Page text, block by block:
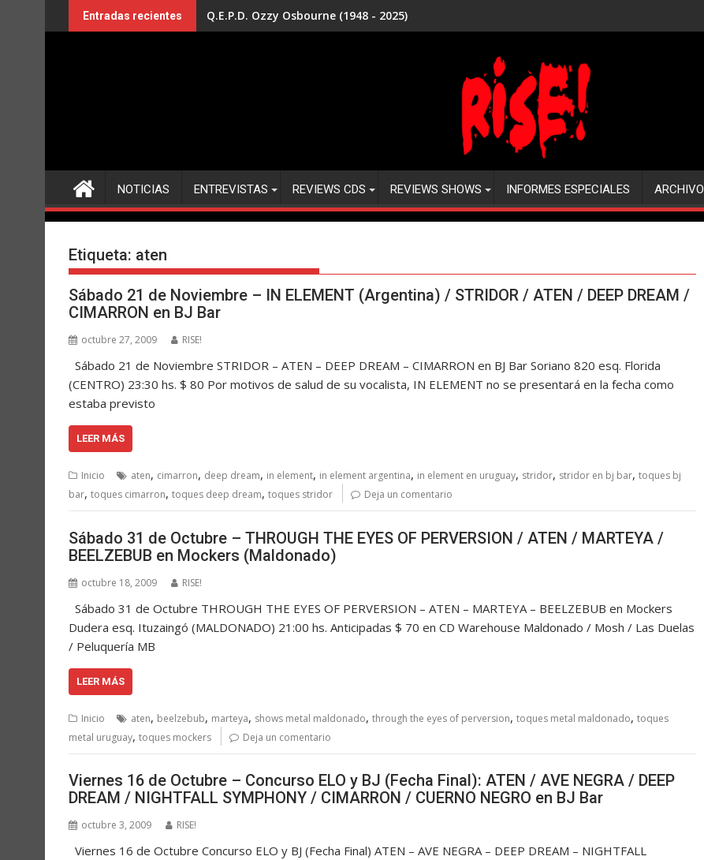
al
Entradas recientes Q.E.P.D. Ozzy Osbourne (1948 - 2025)
NOTICIAS ENTREVISTAS REVIEWS CDS REVIEWS SHOWS INFORMES ESPECIALES ARCHIVO
Etiqueta: aten
Sábado 21 de Noviembre – IN ELEMENT (Argentina) / STRIDOR / ATEN / DEEP DREAM /
CIMARRON en BJ Bar
octubre 27, 2009 RISE!
Sábado 21 de Noviembre STRIDOR – ATEN – DEEP DREAM – CIMARRON en BJ Bar Soriano 820 esq. Florida
(CENTRO) 23:30 hs. $ 80 Por motivos de salud de su vocalista, IN ELEMENT no se presentará en la fecha como
estaba previsto
LEER MÁS
Inicio aten, cimarron, deep dream, in element, in element argentina, in element en uruguay, stridor, stridor en bj bar, toques bj
bar, toques cimarron, toques deep dream, toques stridor Deja un comentario
Sábado 31 de Octubre – THROUGH THE EYES OF PERVERSION / ATEN / MARTEYA /
BEELZEBUB en Mockers (Maldonado)
octubre 18, 2009 RISE!
Sábado 31 de Octubre THROUGH THE EYES OF PERVERSION – ATEN – MARTEYA – BEELZEBUB en Mockers
Dudera esq. Ituzaingó (MALDONADO) 21:00 hs. Anticipadas $ 70 en CD Warehouse Maldonado / Mosh / Las Duelas
/ Peluquería MB
LEER MÁS
Inicio aten, beelzebub, marteya, shows metal maldonado, through the eyes of perversion, toques metal maldonado, toques
metal uruguay, toques mockers Deja un comentario
Viernes 16 de Octubre – Concurso ELO y BJ (Fecha Final): ATEN / AVE NEGRA / DEEP
DREAM / NIGHTFALL SYMPHONY / CIMARRON / CUERNO NEGRO en BJ Bar
octubre 3, 2009 RISE!
Viernes 16 de Octubre Concurso ELO y BJ (Fecha Final) ATEN – AVE NEGRA – DEEP DREAM – NIGHTFALL